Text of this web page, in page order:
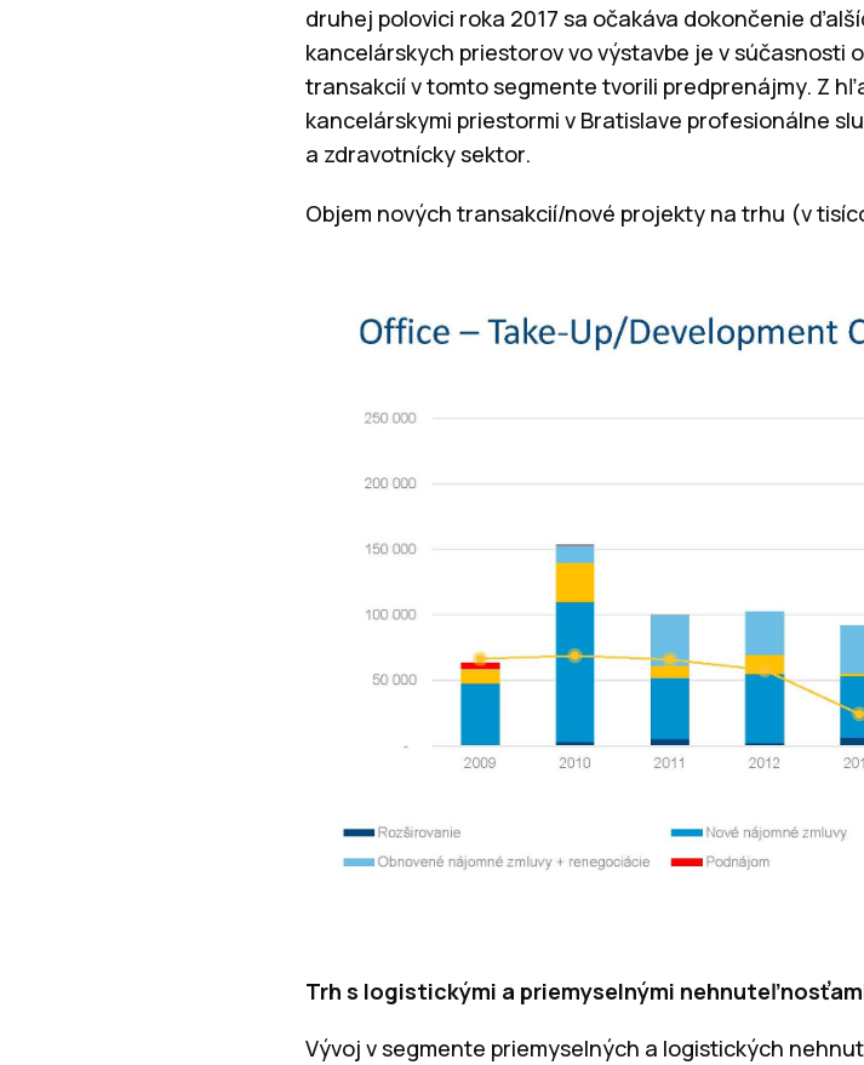
druhej polovici roka 2017 sa očakáva dokončenie
kancelárskych priestorov vo výstavbe je v súčasnosti
transakcií v tomto segmente tvorili predprenájmy. Z
kancelárskymi priestormi v Bratislave profesionálne
a zdravotnícky sektor.
Objem nových transakcií/nové projekty na trhu (v
Trh s logistickými a priemyselnými
Vývoj v segmente priemyselných a logistických